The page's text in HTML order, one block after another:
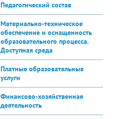
Педагогический состав
Материально-техническое
обеспечение и оснащенность
образовательного процесса.
Доступная среда
Платные образовательные
услуги
Финансово-хозяйственная
деятельность